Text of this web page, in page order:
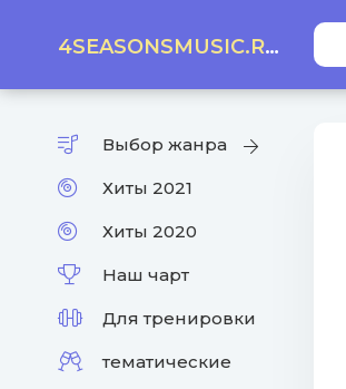
4SEASONSMUSIC.RU
Выбор жанра
Хиты 2021
Хиты 2020
Наш чарт
Для тренировки
тематические